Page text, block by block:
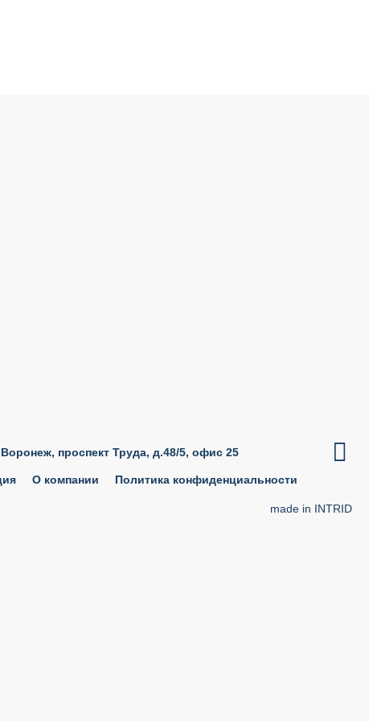
Воронеж, проспект Труда, д.48/5, офис 25 
О компании Политика конфиденциальности
made in INTRID